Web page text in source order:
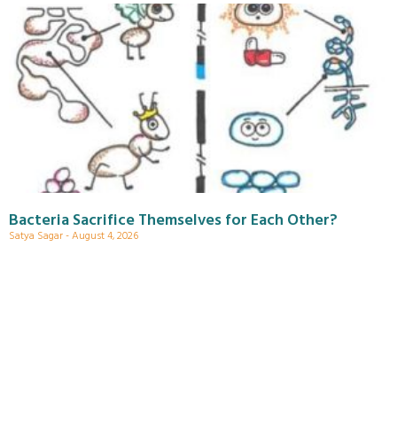
Bacteria Sacrifice Themselves for Each Other?
Satya Sagar August 4, 2026